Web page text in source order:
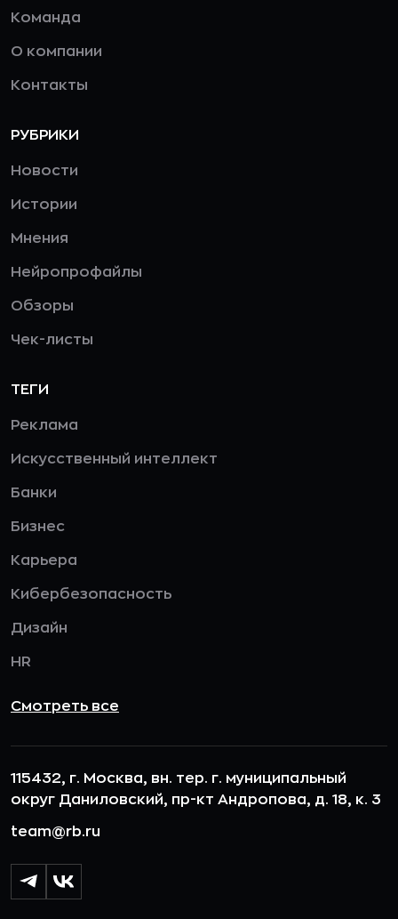
Команда
О компании
Контакты
РУБРИКИ
Новости
Истории
Мнения
Нейропрофайлы
Обзоры
Чек-листы
ТЕГИ
Реклама
Искусственный интеллект
Банки
Бизнес
Карьера
Кибербезопасность
Дизайн
HR
Смотреть все
115432, г. Москва, вн. тер. г. муниципальный
округ Даниловский, пр-кт Андропова, д. 18, к. 3
team@rb.ru